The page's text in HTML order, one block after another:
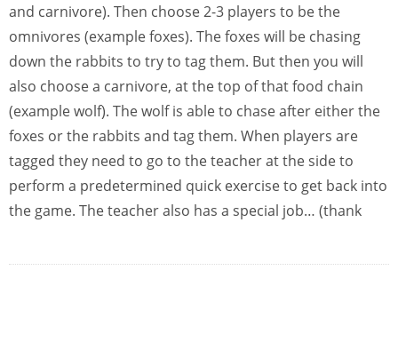
and carnivore). Then choose 2-3 players to be the
omnivores (example foxes). The foxes will be chasing
down the rabbits to try to tag them. But then you will
also choose a carnivore, at the top of that food chain
(example wolf). The wolf is able to chase after either the
foxes or the rabbits and tag them. When players are
tagged they need to go to the teacher at the side to
perform a predetermined quick exercise to get back into
the game. The teacher also has a special job… (thank